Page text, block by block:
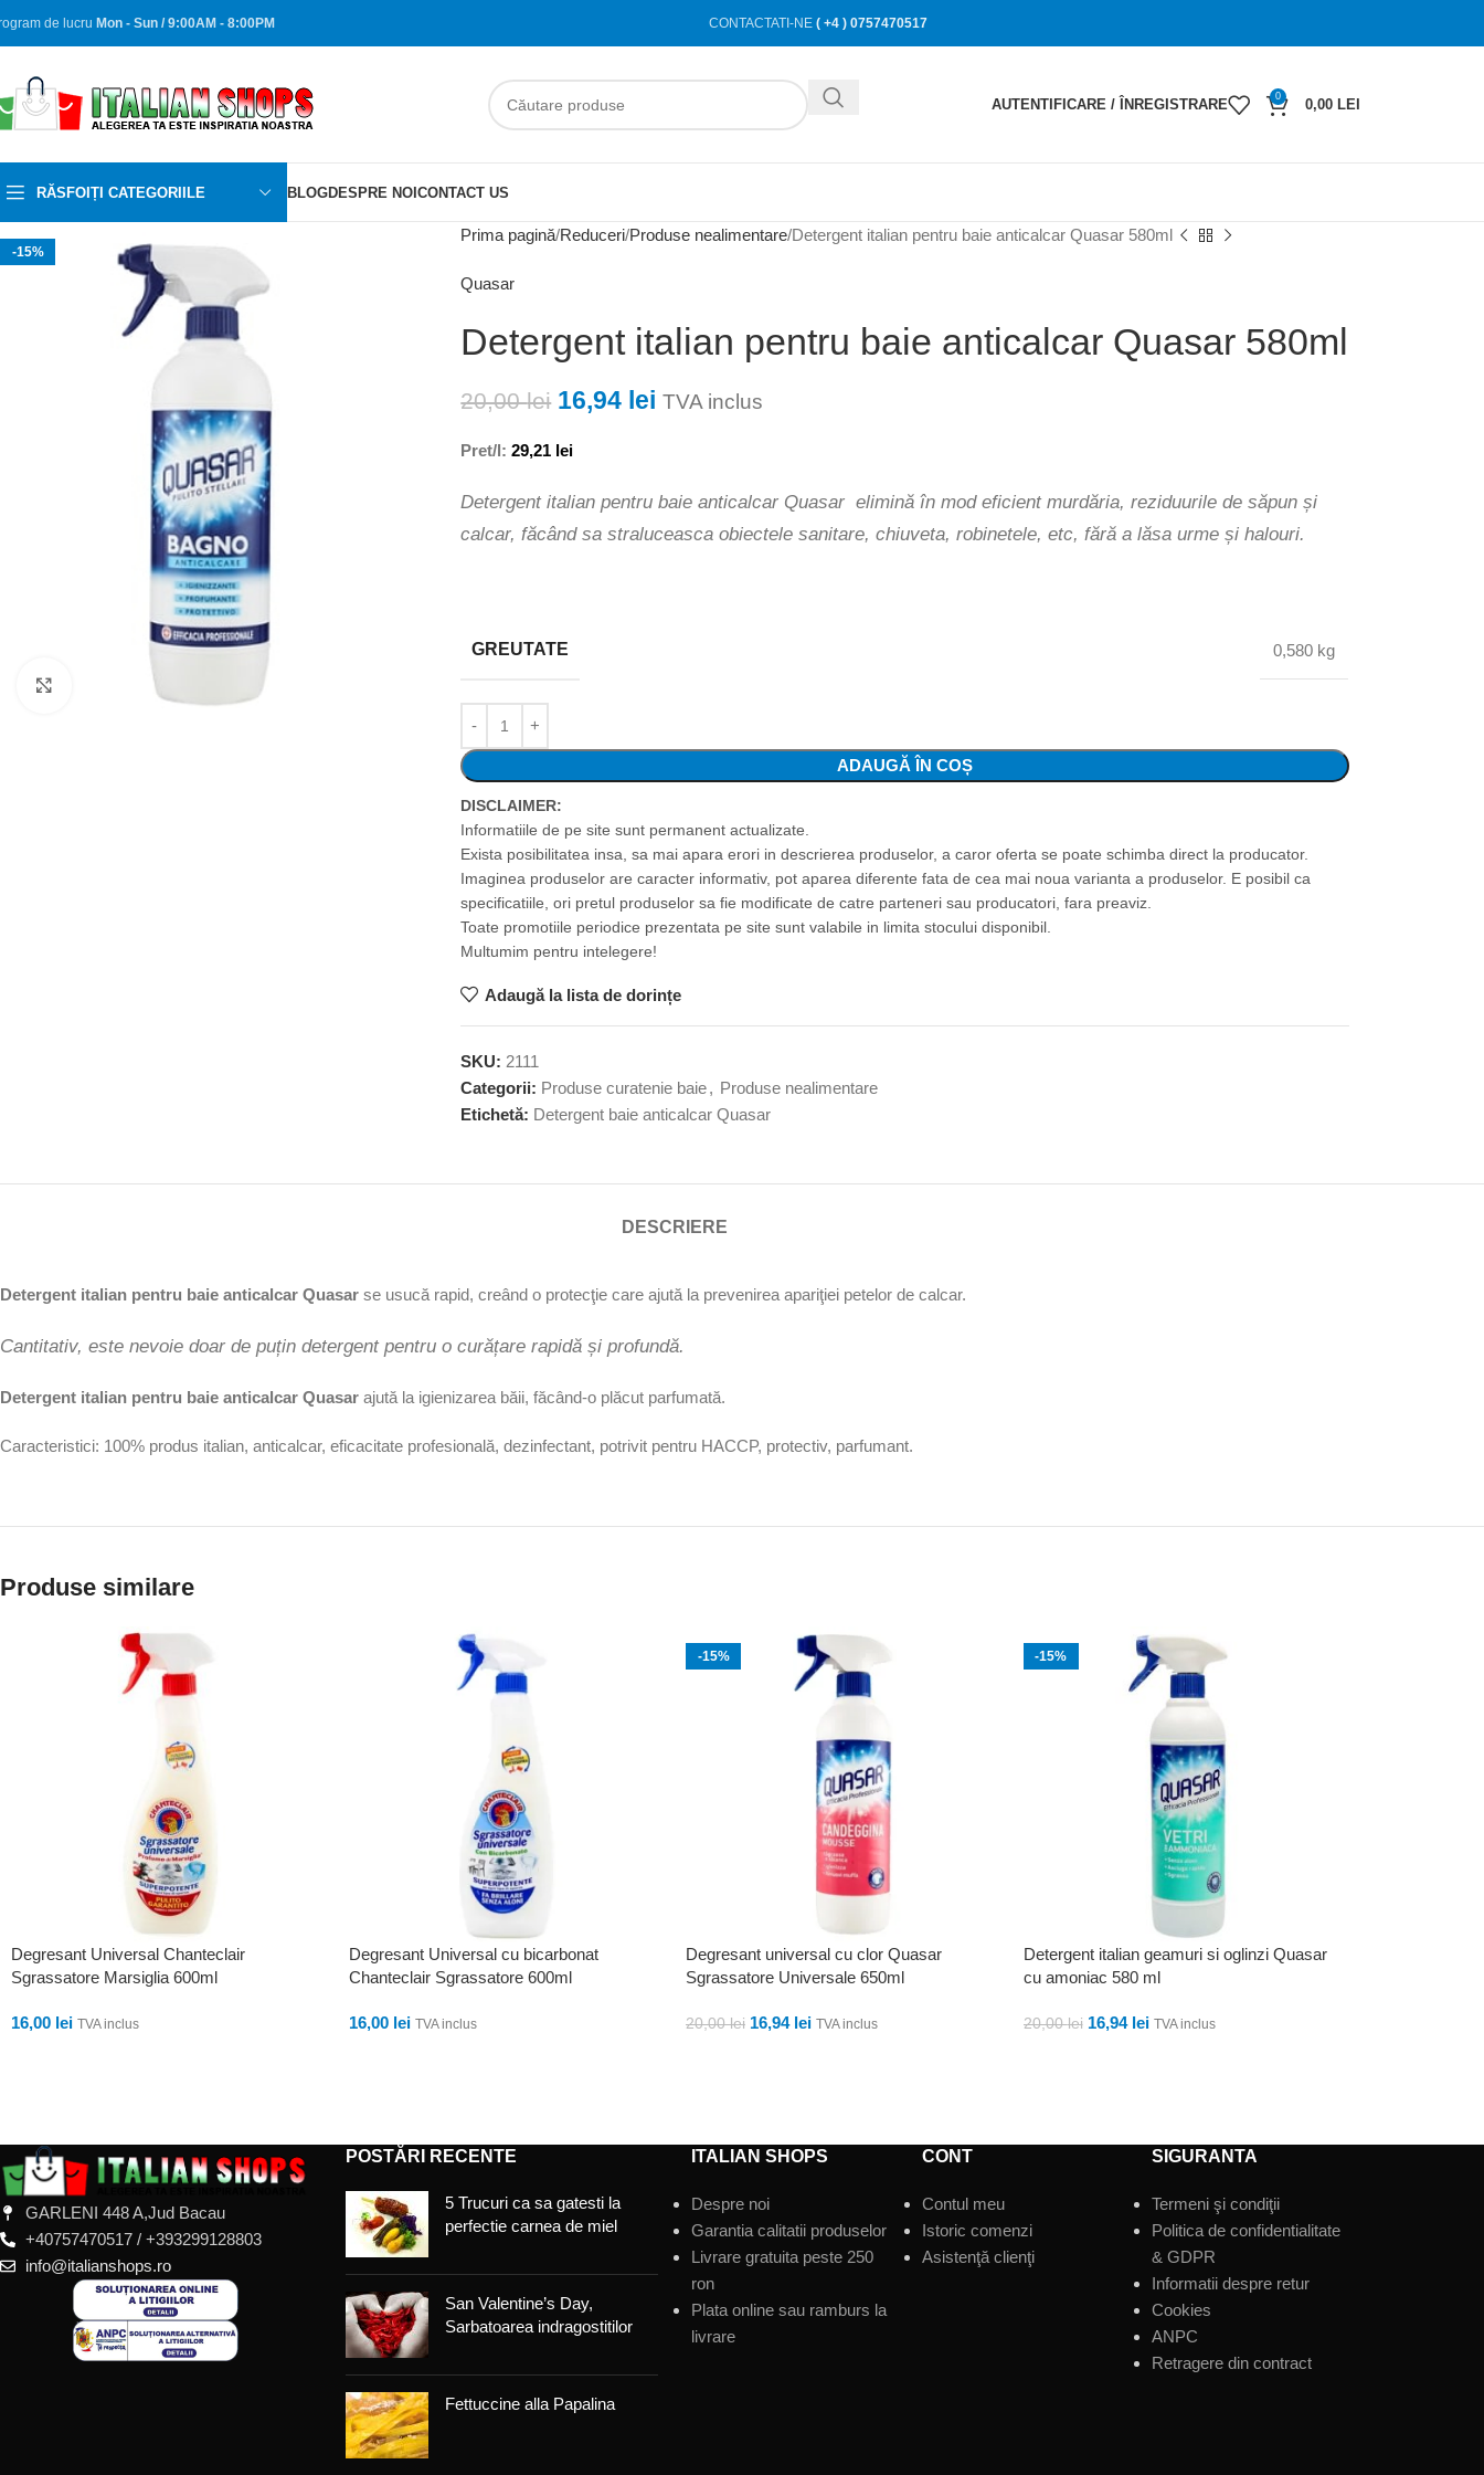
de lucru Mon - Sun / 9:00AM - 8:00PM CONTACTATI-NE ( +4 ) 0757470517
AUTENTIFICARE / ÎNREGISTRARE
0
0,00 LEI
RĂSFOIȚI CATEGORIILE BLOGDESPRE NOICONTACT US
-15%
Faceți clic pentru a mări
Prima pagină Reduceri Produse nealimentare Detergent italian pentru baie anticalcar Quasar 580ml
Quasar
Detergent italian pentru baie anticalcar Quasar 580ml
20,00lei 16,94 lei TVA inclus
Pret/l: 29,21 lei
Detergent italian pentru baie anticalcar Quasar elimină în mod eficient murdăria, reziduurile de săpun și
calcar, făcând sa straluceasca obiectele sanitare, chiuveta, robinetele, etc, fără a lăsa urme și halouri.
GREUTATE 0,580 kg
ADAUGĂ ÎN COȘ
DISCLAIMER:
Informatiile de pe site sunt permanent actualizate.
Exista posibilitatea insa, sa mai apara erori in descrierea produselor, a caror oferta se poate schimba direct la producator.
Imaginea produselor are caracter informativ, pot aparea diferente fata de cea mai noua varianta a produselor. E posibil ca
specificatiile, ori pretul produselor sa fie modificate de catre parteneri sau producatori, fara preaviz.
Toate promotiile periodice prezentata pe site sunt valabile in limita stocului disponibil.
Multumim pentru intelegere!
Adaugă la lista de dorințe
SKU: 2111
Categorii: Produse curatenie baie, Produse nealimentare
Etichetă: Detergent baie anticalcar Quasar
DESCRIERE
Detergent italian pentru baie anticalcar Quasar se usucă rapid, creând o protecţie care ajută la prevenirea apariţiei petelor de calcar.
Cantitativ, este nevoie doar de puțin detergent pentru o curățare rapidă și profundă.
Detergent italian pentru baie anticalcar Quasar ajută la igienizarea băii, făcând-o plăcut parfumată.
Caracteristici: 100% produs italian, anticalcar, eficacitate profesională, dezinfectant, potrivit pentru HACCP, protectiv, parfumant.
Produse similare
Degresant Universal Chanteclair
Sgrassatore Marsiglia 600ml
16,00 lei TVA inclus
Degresant Universal cu bicarbonat
Chanteclair Sgrassatore 600ml
16,00 lei TVA inclus
-15%
Degresant universal cu clor Quasar
Sgrassatore Universale 650ml
20,00lei 16,94 lei TVA inclus
-15%
Detergent italian geamuri si oglinzi Quasar
cu amoniac 580 ml
20,00lei 16,94 lei TVA inclus
GARLENI 448 A,Jud Bacau
+40757470517 / +393299128803
info@italianshops.ro
POSTĂRI RECENTE
5 Trucuri ca sa gatesti la
perfectie carnea de miel
San Valentine’s Day,
Sarbatoarea indragostitilor
Fettuccine alla Papalina
ITALIAN SHOPS
Despre noi
Garantia calitatii produselor
Livrare gratuita peste 250
ron
Plata online sau ramburs la
livrare
CONT
Contul meu
Istoric comenzi
Asistenţă clienţi
SIGURANTA
Termeni şi condiţii
Politica de confidentialitate
& GDPR
Informatii despre retur
Cookies
ANPC
Retragere din contract